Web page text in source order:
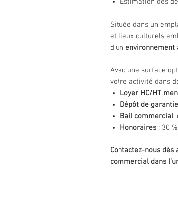
Estimation des
Située dans un
et lieux culturels
d'un environnement
Avec une surface
votre activité dans
Loyer HC/HT
Dépôt de garantie
Bail commercial,
Honoraires : 30
Contactez-nous
commercial dans